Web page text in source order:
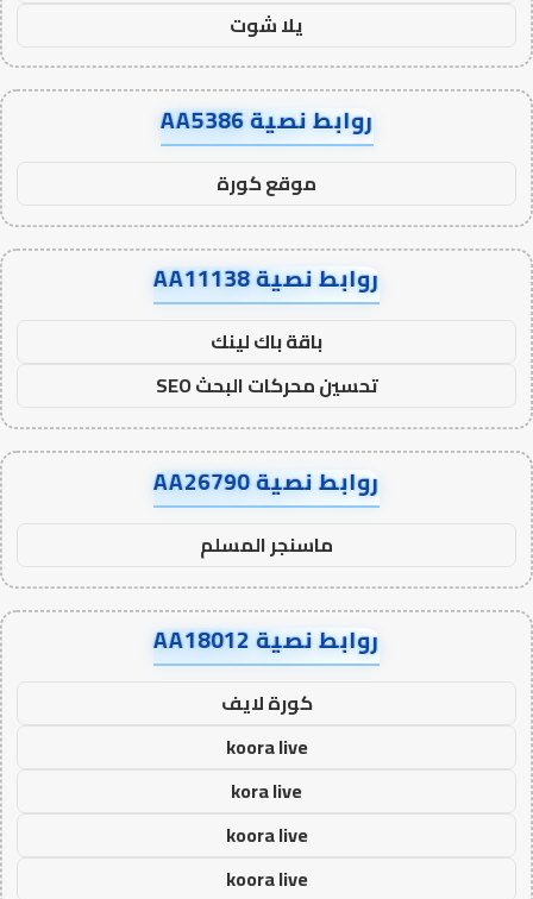
يلا شوت
روابط نصية AA5386
موقع كورة
روابط نصية AA11138
باقة باك لينك
تحسين محركات البحث SEO
روابط نصية AA26790
ماسنجر المسلم
روابط نصية AA18012
كورة لايف
koora live
kora live
koora live
koora live